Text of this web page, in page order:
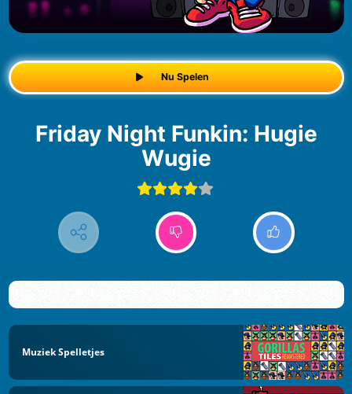
Nu Spelen
Friday Night Funkin: Hugie
Wugie
Muziek Spelletjes